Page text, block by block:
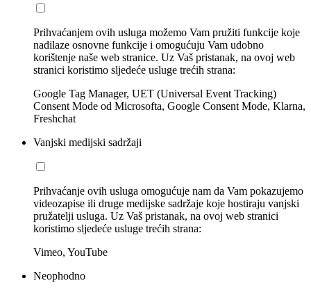
Prihvaćanjem ovih usluga možemo Vam pružiti funkcije koje
nadilaze osnovne funkcije i omogućuju Vam udobno
korištenje naše web stranice. Uz Vaš pristanak, na ovoj web
stranici koristimo sljedeće usluge trećih strana:
Google Tag Manager, UET (Universal Event Tracking)
Consent Mode od Microsofta, Google Consent Mode, Klarna,
Freshchat
Vanjski medijski sadržaji
Prihvaćanje ovih usluga omogućuje nam da Vam pokazujemo
videozapise ili druge medijske sadržaje koje hostiraju vanjski
pružatelji usluga. Uz Vaš pristanak, na ovoj web stranici
koristimo sljedeće usluge trećih strana:
Vimeo, YouTube
Neophodno